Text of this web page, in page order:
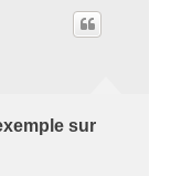
sur